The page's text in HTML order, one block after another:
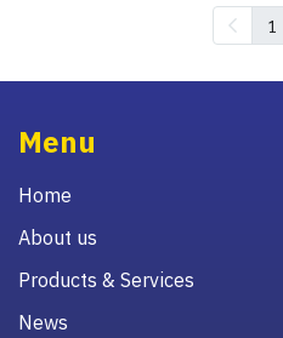
1
Menu
Home
About us
Products & Services
News